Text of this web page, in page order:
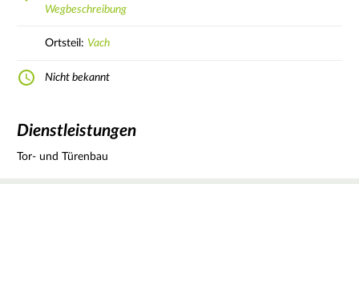
Wegbeschreibung
Ortsteil: Vach
Nicht bekannt
Dienstleistungen
Tor- und Türenbau